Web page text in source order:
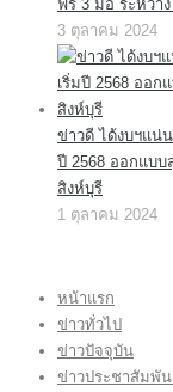
ฟรี 3 มื้อ ระหว่า
3 ตุลาคม 2024
ข่าวดี ได้งบฯแน่
ปี 2568 ออกแบ
สิงห์บุรี
1 ตุลาคม 2024
หน้าแรก
ข่าวทั่วไป
ข่าวปัจจุบัน
ข่าวประชาสัมพั